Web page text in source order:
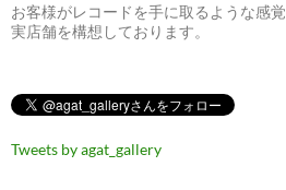
お客様がレコードを手に取るような感
実店舗を構想しております。
Tweets by agat_gallery